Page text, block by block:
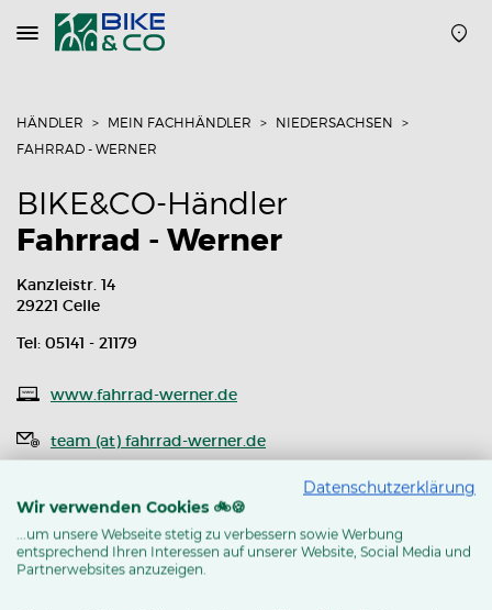
Navigation
öffnen
HÄNDLER MEIN FACHHÄNDLER
NIEDERSACHSEN
FAHRRAD - WERNER
BIKE&CO-Händler
Fahrrad - Werner
Kanzleistr. 14
29221 Celle
Tel: 05141 - 21179
www.fahrrad-werner.de
team (at) fahrrad-werner.de
MEHR ERFAHREN
Datenschutzerklärung
Wir verwenden Cookies 🚲🍪
...um unsere Webseite stetig zu verbessern sowie Werbung
entsprechend Ihren Interessen auf unserer Website, Social Media und
Partnerwebsites anzuzeigen.